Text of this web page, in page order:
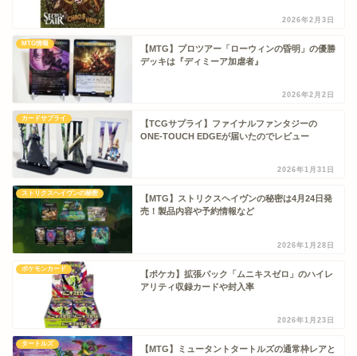
2026年2月3日
MTG情報
【MTG】プロツアー「ローウィンの昏明」の優勝
デッキは『ディミーア加虐者』
2026年2月2日
カードサプライ
【TCGサプライ】ファイナルファンタジーの
ONE-TOUCH EDGEが届いたのでレビュー
2026年1月31日
ストリクスヘイヴンの秘密
【MTG】ストリクスヘイヴンの秘密は4月24日発
売！製品内容や予約情報など
2026年1月28日
ポケモンカード
【ポケカ】拡張パック「ムニキスゼロ」のハイレ
アリティ収録カードや封入率
2026年1月23日
タートルズ
【MTG】ミュータントタートルズの通常枠レアと